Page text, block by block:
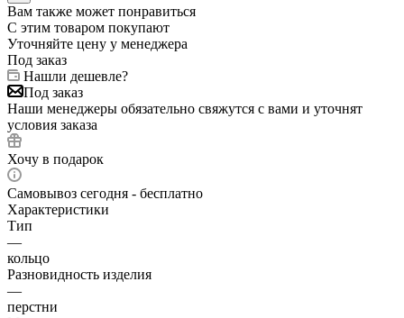
Вам также может понравиться
С этим товаром покупают
Уточняйте цену у менеджера
Под заказ
Нашли дешевле?
Под заказ
Наши менеджеры обязательно свяжутся с вами и уточнят
условия заказа
Хочу в подарок
Самовывоз сегодня - бесплатно
Характеристики
Тип
—
кольцо
Разновидность изделия
—
перстни